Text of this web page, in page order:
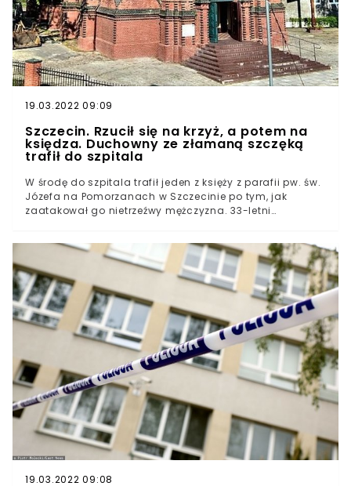
19.03.2022 09:09
Szczecin. Rzucił się na krzyż, a potem na
księdza. Duchowny ze złamaną szczęką
trafił do szpitala
W środę do szpitala trafił jeden z księży z parafii pw. św.
Józefa na Pomorzanach w Szczecinie po tym, jak
zaatakował go nietrzeźwy mężczyzna. 33-letni
19.03.2022 09:08